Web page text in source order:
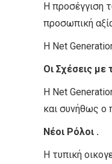
Η προσέγγιση
προσωπική
Η Net
Οι Σχέσεις με
Η Net
και συνήθως ο
Νέοι Ρόλοι .
Η τυπική